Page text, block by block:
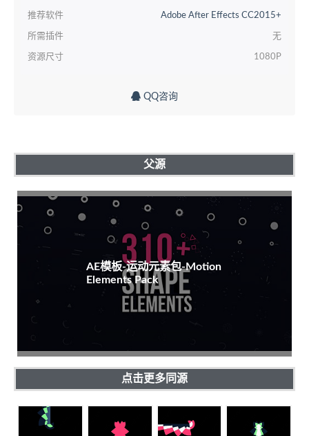
推荐软件 Adobe After Effects CC2015+
所需插件 无
资源尺寸 1080P
QQ咨询
父源
AE模板-运动元素包-Motion
Elements Pack
点击更多同源